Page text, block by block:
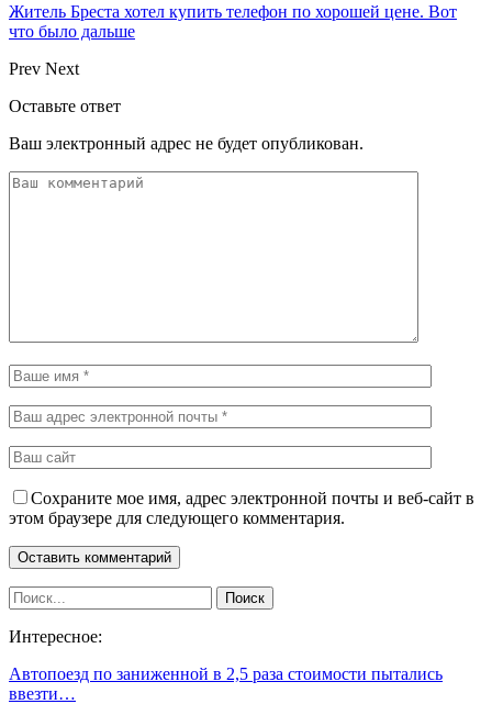
Житель Бреста хотел купить телефон по хорошей цене. Вот
что было дальше
Prev Next
Оставьте ответ
Ваш электронный адрес не будет опубликован.
Сохраните мое имя, адрес электронной почты и веб-сайт в
этом браузере для следующего комментария.
Интересное:
Автопоезд по заниженной в 2,5 раза стоимости пытались
ввезти…